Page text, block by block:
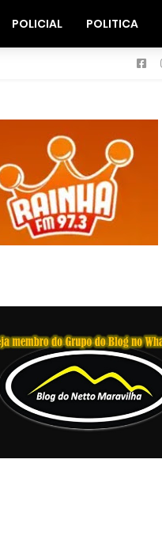
POLICIAL POLITICA